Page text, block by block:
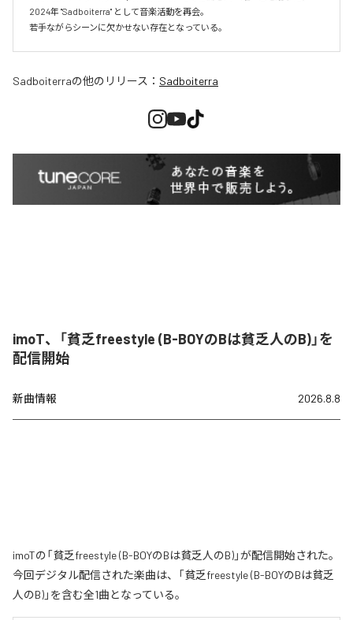
2024年 "Sadboiterra" として音楽活動を再会。
若手ながらシーンに欠かせない存在となっている。
Sadboiterraの他のリリース： Sadboiterra
imoT、「貧乏freestyle (B-BOYのBは貧乏人のB)」を
配信開始
新曲情報 2026.8.8
imoTの「貧乏freestyle (B-BOYのBは貧乏人のB)」が配信開始された。
今回デジタル配信された楽曲は、「貧乏freestyle (B-BOYのBは貧乏
人のB)」を含む全1曲となっている。